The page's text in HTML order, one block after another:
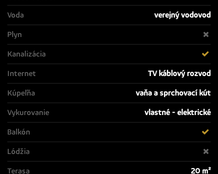
Voda verejný vodovod
Plyn
Kanalizácia
Internet TV káblový rozvod
Kúpeľňa vaňa a sprchovací kút
Vykurovanie vlastné - elektrické
Balkón
Lódžia
Terasa 20 m²